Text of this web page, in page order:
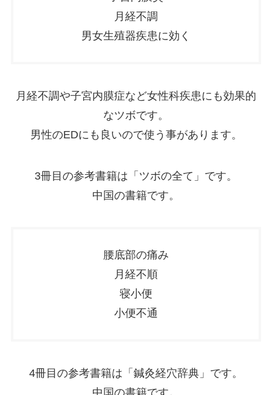
月経不調
男女生殖器疾患に効く
月経不調や子宮内膜症など女性科疾患にも効果的
なツボです。
男性のEDにも良いので使う事があります。
3冊目の参考書籍は「ツボの全て」です。
中国の書籍です。
腰底部の痛み
月経不順
寝小便
小便不通
4冊目の参考書籍は「鍼灸経穴辞典」です。